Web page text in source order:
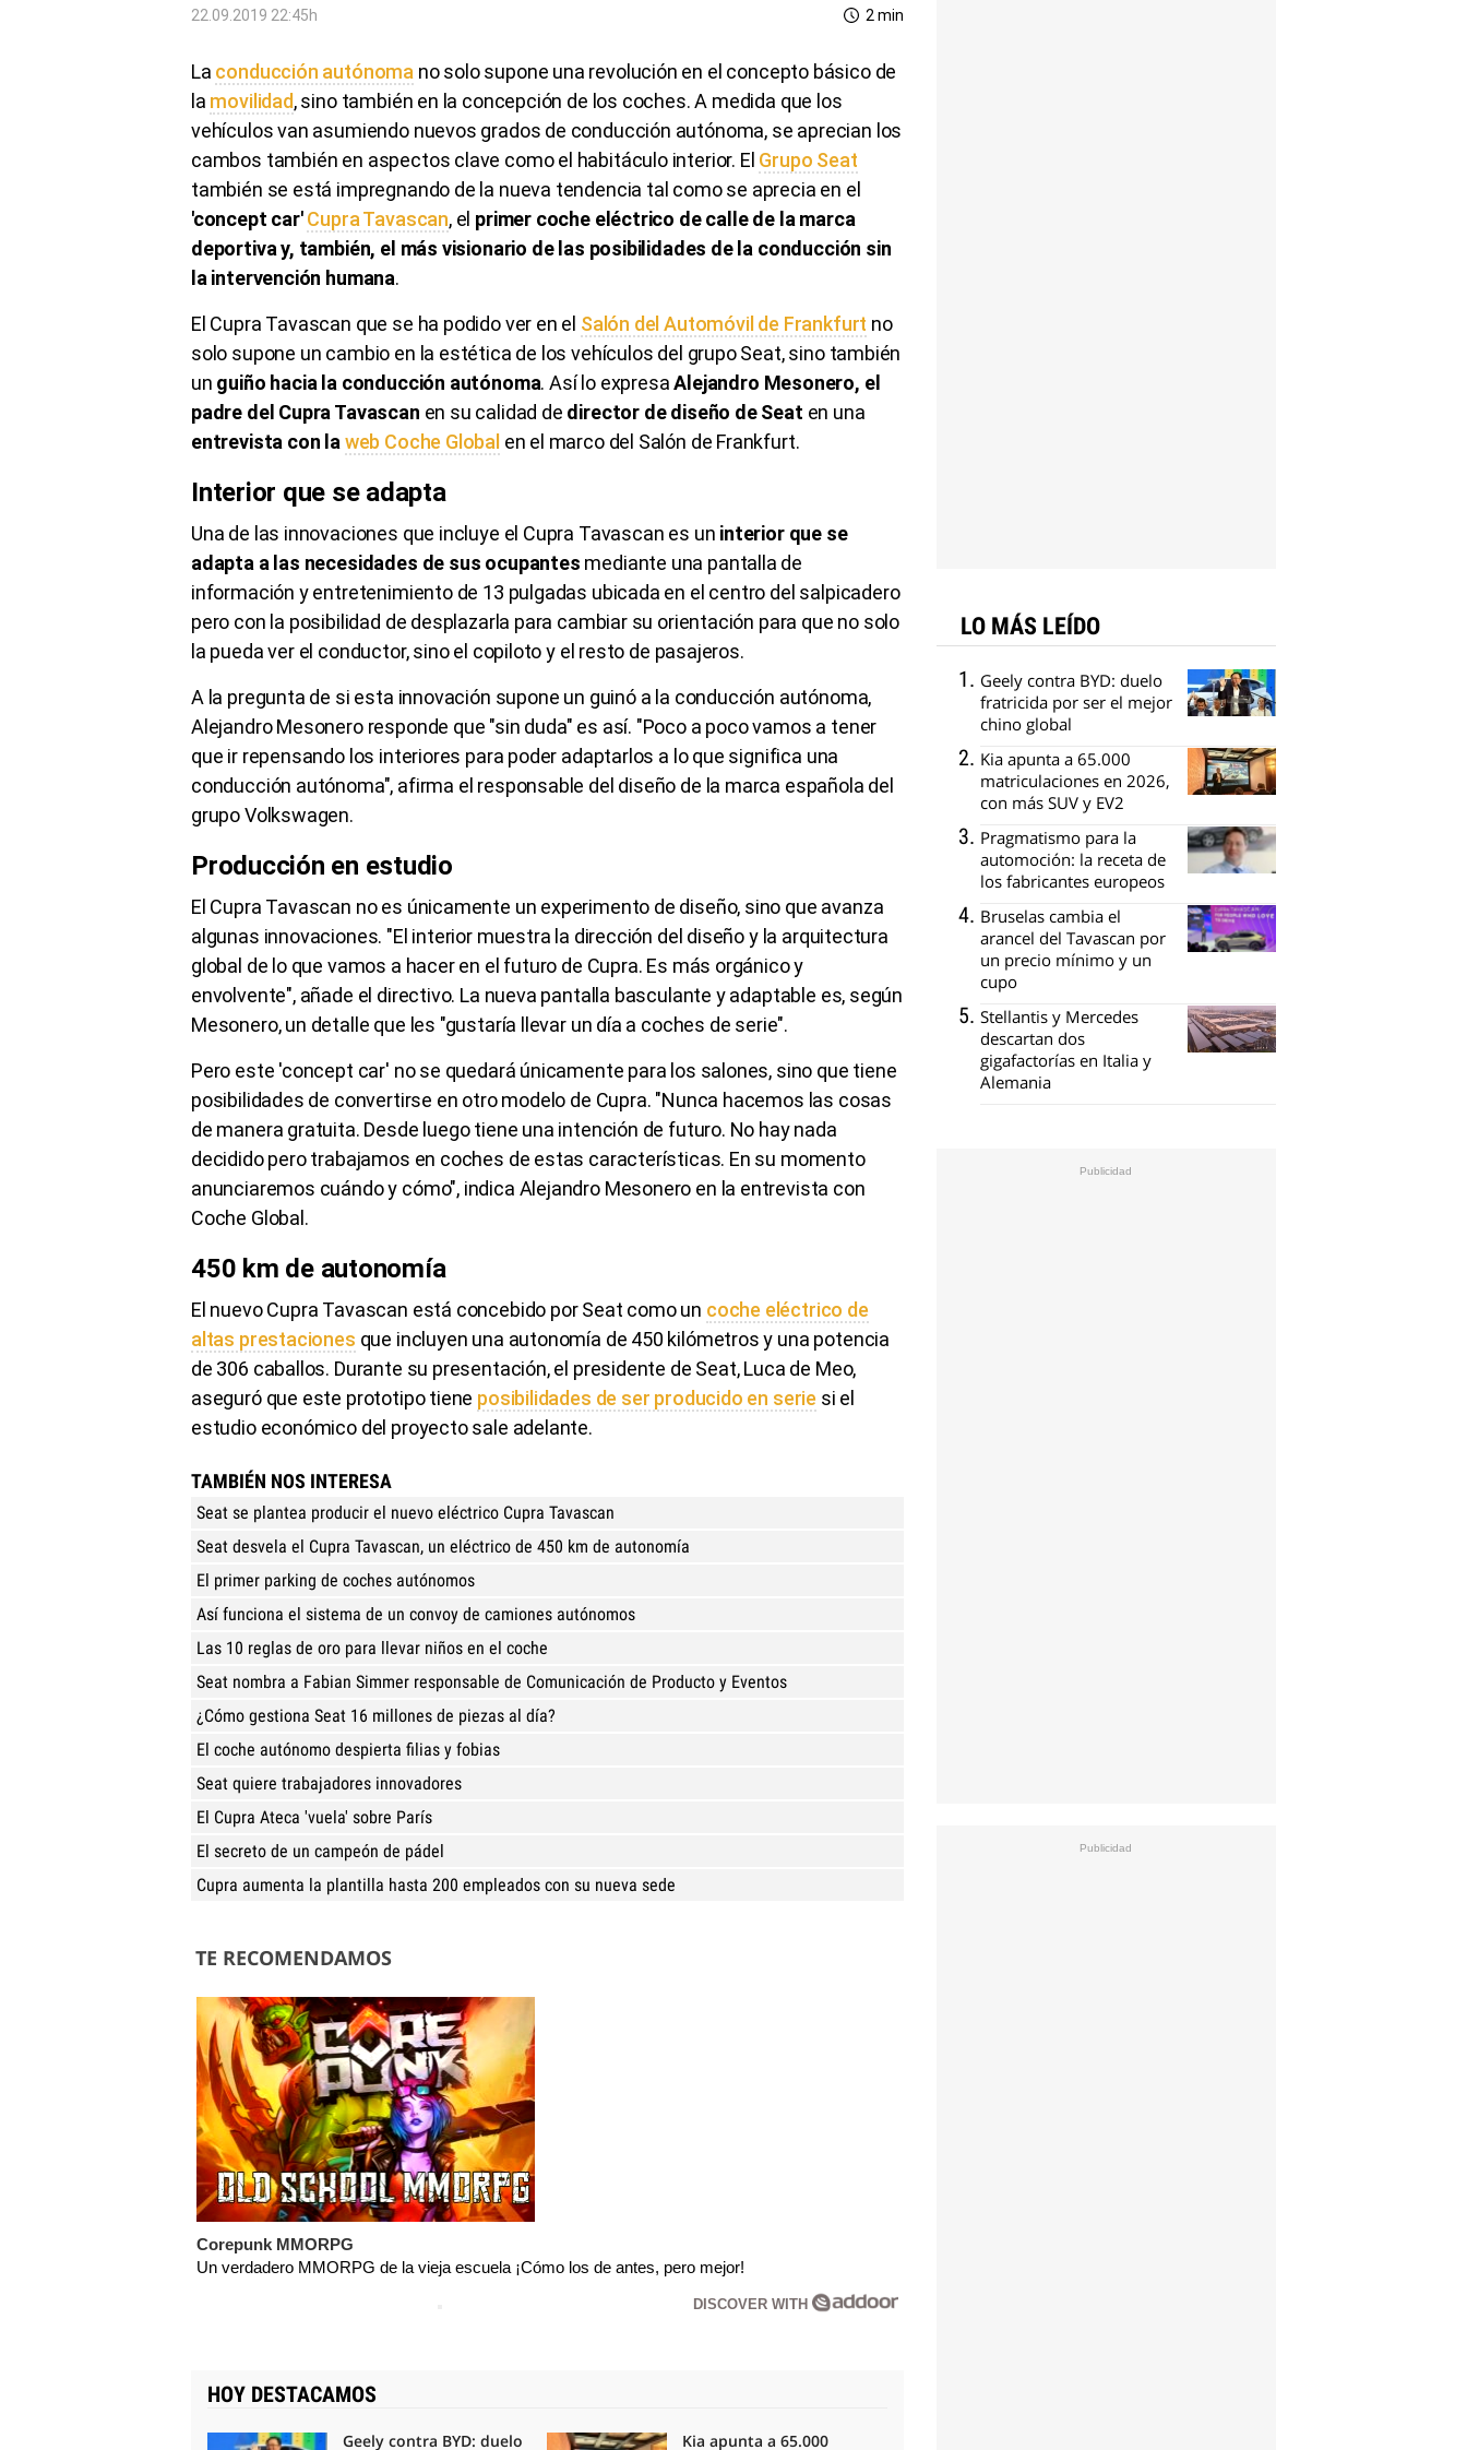
22.09.2019 22:45h 2 min
La conducción autónoma no solo supone una revolución en el concepto básico de
la movilidad, sino también en la concepción de los coches. A medida que los
vehículos van asumiendo nuevos grados de conducción autónoma, se aprecian los
cambos también en aspectos clave como el habitáculo interior. El Grupo Seat
también se está impregnando de la nueva tendencia tal como se aprecia en el
'concept car'Cupra Tavascan, el primer coche eléctrico de calle de la marca
deportiva y, también, el más visionario de las posibilidades de la conducción sin
la intervención humana.
El Cupra Tavascan que se ha podido ver en el Salón del Automóvil de Frankfurt no
solo supone un cambio en la estética de los vehículos del grupo Seat, sino también
un guiño hacia la conducción autónoma. Así lo expresaAlejandro Mesonero, el
padre del Cupra Tavascan en su calidad de director de diseño de Seat en una
entrevista con la web Coche Global en el marco del Salón de Frankfurt.
Interior que se adapta
Una de las innovaciones que incluye el Cupra Tavascan es un interior que se
adapta a las necesidades de sus ocupantes mediante una pantalla de
información y entretenimiento de 13 pulgadas ubicada en el centro del salpicadero
pero con la posibilidad de desplazarla para cambiar su orientación para que no solo
la pueda ver el conductor, sino el copiloto y el resto de pasajeros.
A la pregunta de si esta innovación supone un guinó a la conducción autónoma,
Alejandro Mesonero responde que "sin duda" es así. "Poco a poco vamos a tener
que ir repensando los interiores para poder adaptarlos a lo que significa una
conducción autónoma", afirma el responsable del diseño de la marca española del
grupo Volkswagen.
Producción en estudio
El Cupra Tavascan no es únicamente un experimento de diseño, sino que avanza
algunas innovaciones. "El interior muestra la dirección del diseño y la arquitectura
global de lo que vamos a hacer en el futuro de Cupra. Es más orgánico y
envolvente", añade el directivo. La nueva pantalla basculante y adaptable es, según
Mesonero, un detalle que les "gustaría llevar un día a coches de serie".
Pero este 'concept car' no se quedará únicamente para los salones, sino que tiene
posibilidades de convertirse en otro modelo de Cupra. "Nunca hacemos las cosas
de manera gratuita. Desde luego tiene una intención de futuro. No hay nada
decidido pero trabajamos en coches de estas características. En su momento
anunciaremos cuándo y cómo", indica Alejandro Mesonero en la entrevista con
Coche Global.
450 km de autonomía
El nuevo Cupra Tavascan está concebido por Seat como un coche eléctrico de
altas prestaciones que incluyen una autonomía de 450 kilómetros y una potencia
de 306 caballos. Durante su presentación, el presidente de Seat, Luca de Meo,
aseguró que este prototipo tiene posibilidades de ser producido en serie si el
estudio económico del proyecto sale adelante.
TAMBIÉN NOS INTERESA
Seat se plantea producir el nuevo eléctrico Cupra Tavascan
Seat desvela el Cupra Tavascan, un eléctrico de 450 km de autonomía
El primer parking de coches autónomos
Así funciona el sistema de un convoy de camiones autónomos
Las 10 reglas de oro para llevar niños en el coche
Seat nombra a Fabian Simmer responsable de Comunicación de Producto y Eventos
¿Cómo gestiona Seat 16 millones de piezas al día?
El coche autónomo despierta filias y fobias
Seat quiere trabajadores innovadores
El Cupra Ateca 'vuela' sobre París
El secreto de un campeón de pádel
Cupra aumenta la plantilla hasta 200 empleados con su nueva sede
TE RECOMENDAMOS
Corepunk MMORPG
Un verdadero MMORPG de la vieja escuela ¡Cómo los de antes, pero mejor!
DISCOVER WITH
HOY DESTACAMOS
Geely contra BYD: duelo
Kia apunta a 65.000
LO MÁS LEÍDO
Geely contra BYD: duelo
fratricida por ser el mejor
chino global
Kia apunta a 65.000
matriculaciones en 2026,
con más SUV y EV2
Pragmatismo para la
automoción: la receta de
los fabricantes europeos
Bruselas cambia el
arancel del Tavascan por
un precio mínimo y un
cupo
Stellantis y Mercedes
descartan dos
gigafactorías en Italia y
Alemania